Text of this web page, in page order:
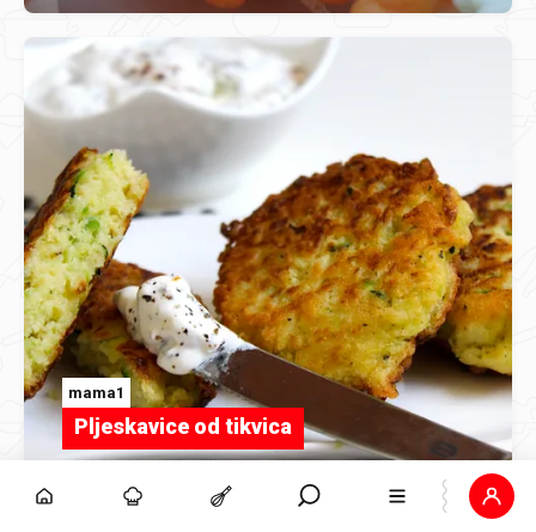
mama1
Pljeskavice od tikvica